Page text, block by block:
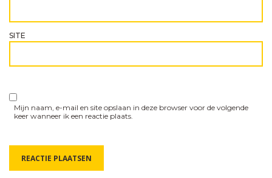
SITE
Mijn naam, e-mail en site opslaan in deze browser voor de volgende
keer wanneer ik een reactie plaats.